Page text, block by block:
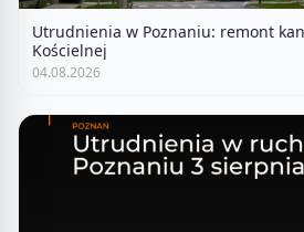
Utrudnienia w Poznaniu: remont
Kościelnej
04.08.2026